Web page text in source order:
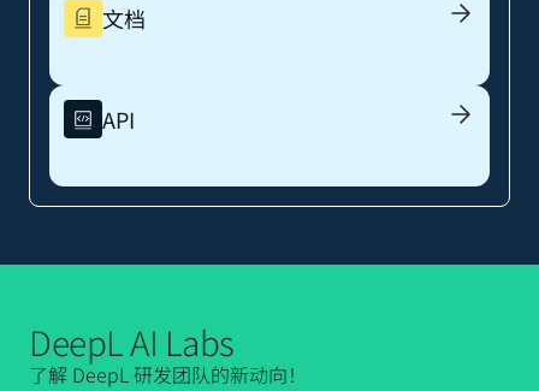
文档
API
DeepL AI Labs
了解 DeepL 研发团队的新动向！